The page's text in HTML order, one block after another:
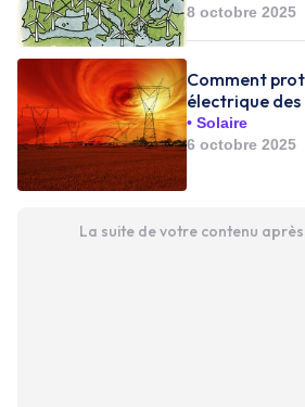
8 octobre 2025
Comment
électrique des
Solaire
6 octobre 2025
La suite de votre contenu